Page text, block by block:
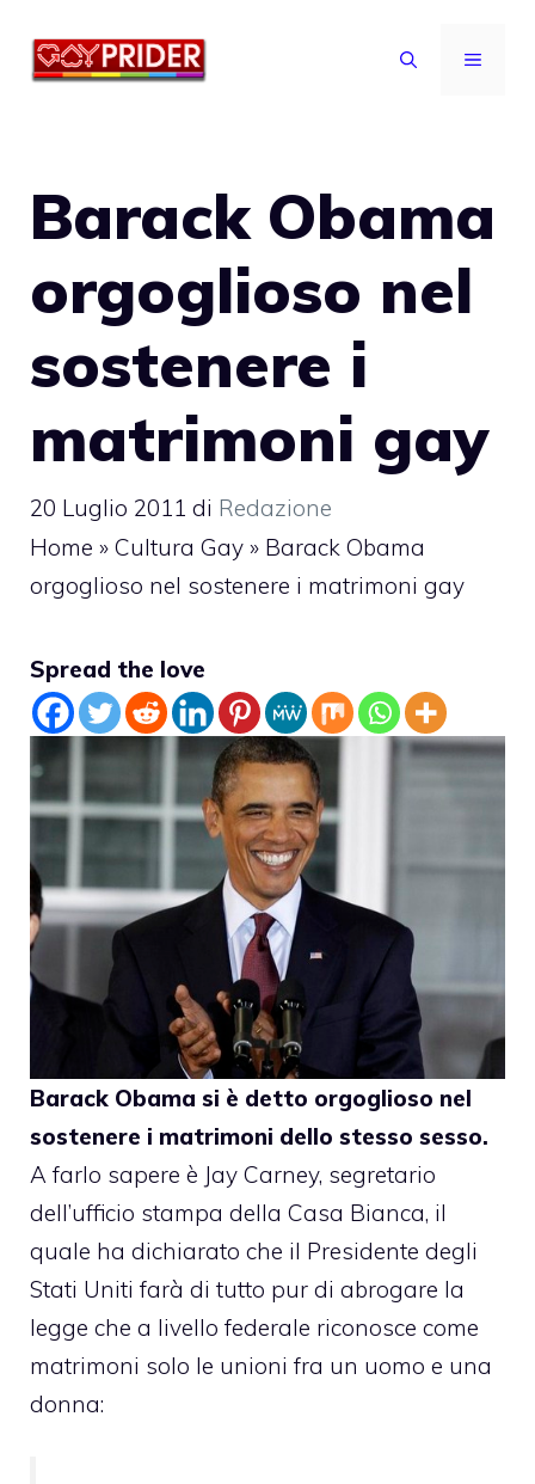
MENU
Barack Obama
orgoglioso nel
sostenere i
matrimoni gay
20 Luglio 2011 di Redazione
Home » Cultura Gay » Barack Obama
orgoglioso nel sostenere i matrimoni gay
Spread the love
Barack Obama si è detto orgoglioso nel
sostenere i matrimoni dello stesso sesso.
A farlo sapere è Jay Carney, segretario
dell’ufficio stampa della Casa Bianca, il
quale ha dichiarato che il Presidente degli
Stati Uniti farà di tutto pur di abrogare la
legge che a livello federale riconosce come
matrimoni solo le unioni fra un uomo e una
donna: